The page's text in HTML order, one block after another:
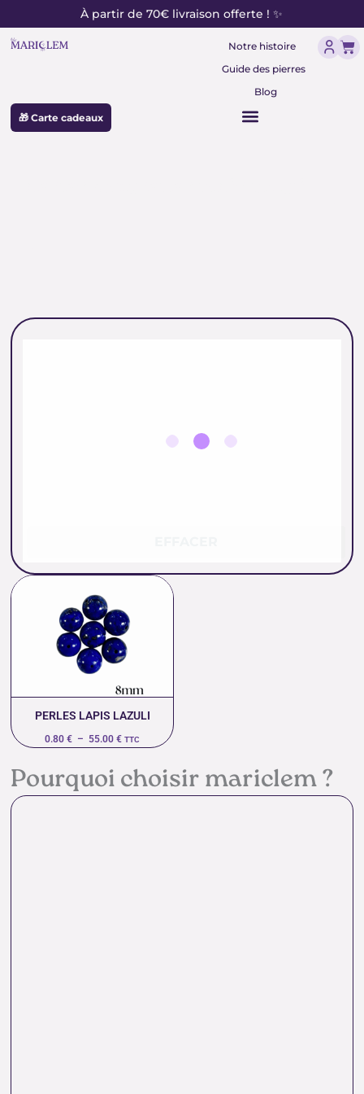
au
contenu
À partir de 70€ livraison offerte ! ✨
Notre histoire
Guide des pierres
Blog
🎁 Carte cadeaux
PERLES LAPIS LAZULI
0.80€ – 55.00€
0.80 €
à
55.00 €
TTC
Pourquoi choisir mariclem ?